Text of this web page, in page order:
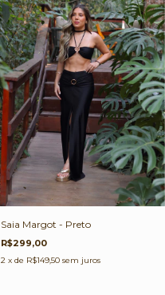
Saia Margot - Preto
R$299,00
2 x de R$149,50 sem juros